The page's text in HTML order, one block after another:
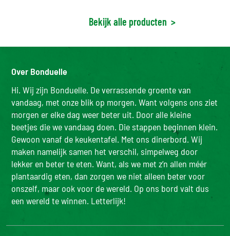
Bekijk alle producten >
Over Bonduelle
Hi. Wij zijn Bonduelle. De verrassende groente van
vandaag, met onze blik op morgen. Want volgens ons ziet
morgen er elke dag weer beter uit. Door alle kleine
beetjes die we vandaag doen. Die stappen beginnen klein.
Gewoon vanaf de keukentafel. Met ons dinerbord. Wij
maken namelijk samen het verschil, simpelweg door
lekker en beter te eten. Want, als we met z’n allen méér
plantaardig eten, dan zorgen we niet alleen beter voor
onszelf, maar ook voor de wereld. Op ons bord valt dus
een wereld te winnen. Letterlijk!